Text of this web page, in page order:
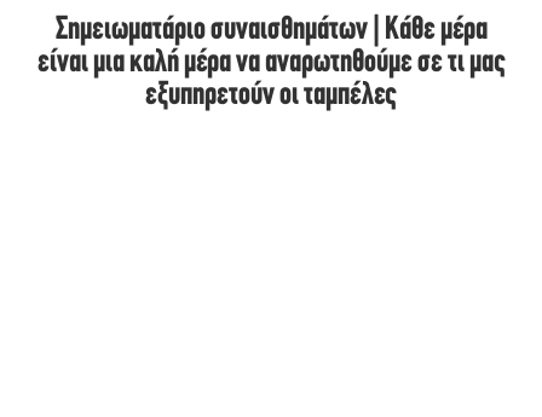
Σημειωματάριο συναισθημάτων | Κάθε μέρα
είναι μια καλή μέρα να αναρωτηθούμε σε τι μας
εξυπηρετούν οι ταμπέλες